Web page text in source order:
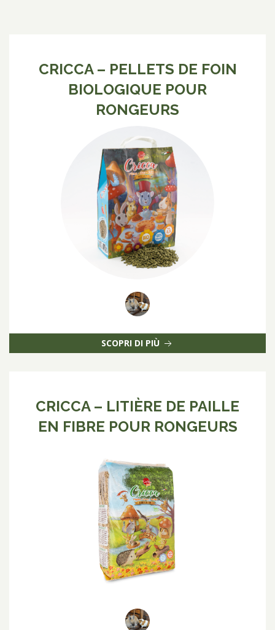
CRICCA – PELLETS DE FOIN
BIOLOGIQUE POUR
RONGEURS
SCOPRI DI PIÙ
CRICCA – LITIÈRE DE PAILLE
EN FIBRE POUR RONGEURS